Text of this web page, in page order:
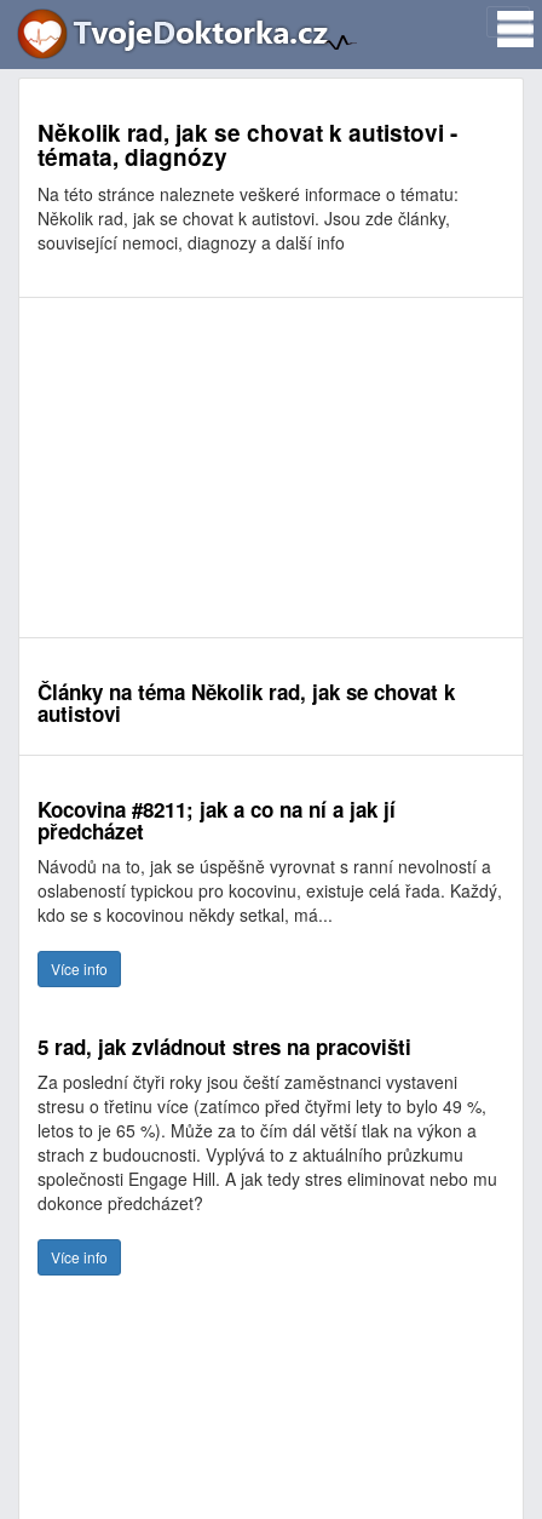
Několik rad, jak se chovat k autistovi -
témata, diagnózy
Na této stránce naleznete veškeré informace o tématu:
Několik rad, jak se chovat k autistovi. Jsou zde články,
související nemoci, diagnozy a další info
Články na téma Několik rad, jak se chovat k
autistovi
Kocovina #8211; jak a co na ní a jak jí
předcházet
Návodů na to, jak se úspěšně vyrovnat s ranní nevolností a
oslabeností typickou pro kocovinu, existuje celá řada. Každý,
kdo se s kocovinou někdy setkal, má...
Více info
5 rad, jak zvládnout stres na pracovišti
Za poslední čtyři roky jsou čeští zaměstnanci vystaveni
stresu o třetinu více (zatímco před čtyřmi lety to bylo 49 %,
letos to je 65 %). Může za to čím dál větší tlak na výkon a
strach z budoucnosti. Vyplývá to z aktuálního průzkumu
společnosti Engage Hill. A jak tedy stres eliminovat nebo mu
dokonce předcházet?
Více info